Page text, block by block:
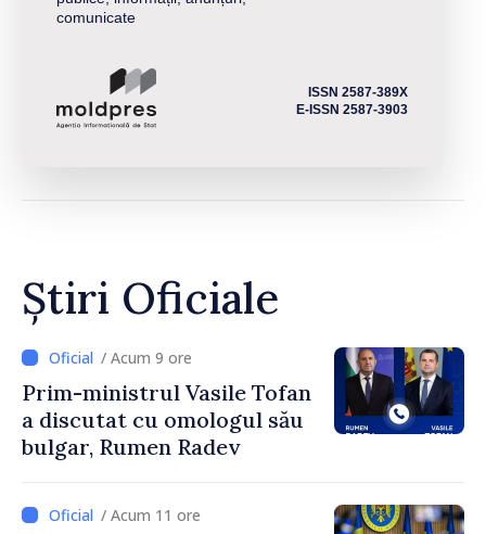
comunicate
ISSN 2587-389X
E-ISSN 2587-3903
Știri Oficiale
/ Acum 9 ore
Prim-ministrul Vasile Tofan
a discutat cu omologul său
bulgar, Rumen Radev
/ Acum 11 ore